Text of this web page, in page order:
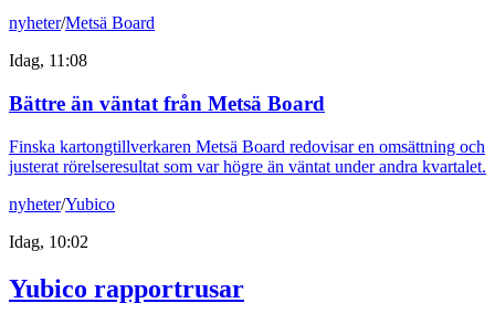
nyheter/Metsä Board
Idag, 11:08
Bättre än väntat från Metsä Board
Finska kartongtillverkaren Metsä Board redovisar en omsättning och
justerat rörelseresultat som var högre än väntat under andra kvartalet.
nyheter/Yubico
Idag, 10:02
Yubico rapportrusar